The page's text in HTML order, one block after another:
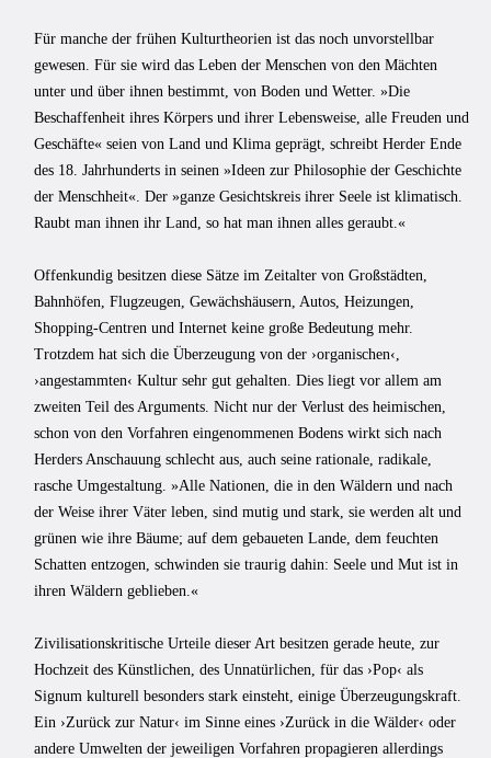
Für manche der frühen Kulturtheorien ist das noch unvorstellbar
gewesen. Für sie wird das Leben der Menschen von den Mächten
unter und über ihnen bestimmt, von Boden und Wetter. »Die
Beschaffenheit ihres Körpers und ihrer Lebensweise, alle Freuden und
Geschäfte« seien von Land und Klima geprägt, schreibt Herder Ende
des 18. Jahrhunderts in seinen »Ideen zur Philosophie der Geschichte
der Menschheit«. Der »ganze Gesichtskreis ihrer Seele ist klimatisch.
Raubt man ihnen ihr Land, so hat man ihnen alles geraubt.«
Offenkundig besitzen diese Sätze im Zeitalter von Großstädten,
Bahnhöfen, Flugzeugen, Gewächshäusern, Autos, Heizungen,
Shopping-Centren und Internet keine große Bedeutung mehr.
Trotzdem hat sich die Überzeugung von der ›organischen‹,
›angestammten‹ Kultur sehr gut gehalten. Dies liegt vor allem am
zweiten Teil des Arguments. Nicht nur der Verlust des heimischen,
schon von den Vorfahren eingenommenen Bodens wirkt sich nach
Herders Anschauung schlecht aus, auch seine rationale, radikale,
rasche Umgestaltung. »Alle Nationen, die in den Wäldern und nach
der Weise ihrer Väter leben, sind mutig und stark, sie werden alt und
grünen wie ihre Bäume; auf dem gebaueten Lande, dem feuchten
Schatten entzogen, schwinden sie traurig dahin: Seele und Mut ist in
ihren Wäldern geblieben.«
Zivilisationskritische Urteile dieser Art besitzen gerade heute, zur
Hochzeit des Künstlichen, des Unnatürlichen, für das ›Pop‹ als
Signum kulturell besonders stark einsteht, einige Überzeugungskraft.
Ein ›Zurück zur Natur‹ im Sinne eines ›Zurück in die Wälder‹ oder
andere Umwelten der jeweiligen Vorfahren propagieren allerdings